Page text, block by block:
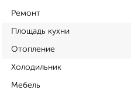
Ремонт
Площадь кухни
Отопление
Холодильник
Мебель